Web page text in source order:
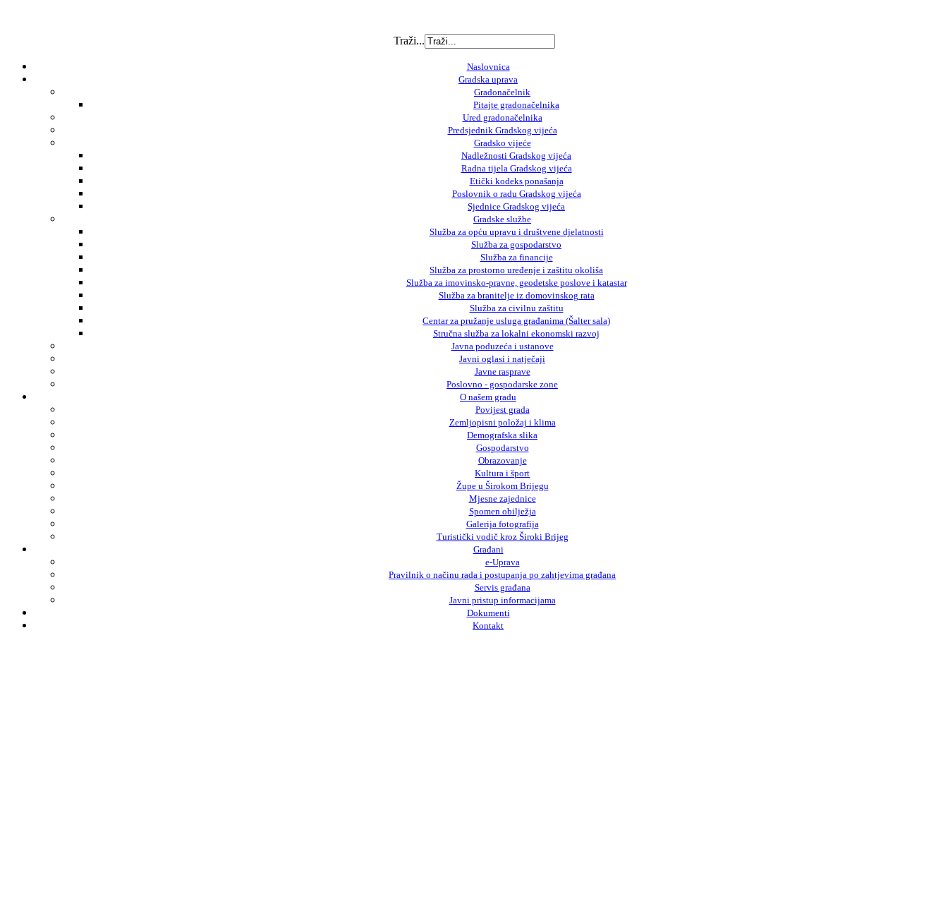
Traži...
Naslovnica
Gradska uprava
Gradonačelnik
Pitajte gradonačelnika
Ured gradonačelnika
Predsjednik Gradskog vijeća
Gradsko vijeće
Nadležnosti Gradskog vijeća
Radna tijela Gradskog vijeća
Etički kodeks ponašanja
Poslovnik o radu Gradskog vijeća
Sjednice Gradskog vijeća
Gradske službe
Služba za opću upravu i društvene djelatnosti
Služba za gospodarstvo
Služba za financije
Služba za prostorno uređenje i zaštitu okoliša
Služba za imovinsko-pravne, geodetske poslove i katastar
Služba za branitelje iz domovinskog rata
Služba za civilnu zaštitu
Centar za pružanje usluga građanima (Šalter sala)
Stručna služba za lokalni ekonomski razvoj
Javna poduzeća i ustanove
Javni oglasi i natječaji
Javne rasprave
Poslovno - gospodarske zone
O našem gradu
Povijest grada
Zemljopisni položaj i klima
Demografska slika
Gospodarstvo
Obrazovanje
Kultura i šport
Župe u Širokom Brijegu
Mjesne zajednice
Spomen obilježja
Galerija fotografija
Turistički vodič kroz Široki Brijeg
Građani
e-Uprava
Pravilnik o načinu rada i postupanja po zahtjevima građana
Servis građana
Javni pristup informacijama
Dokumenti
Kontakt